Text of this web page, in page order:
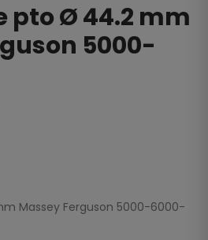
pto Ø 44.2 mm
5000-
Massey Ferguson 5000-6000-